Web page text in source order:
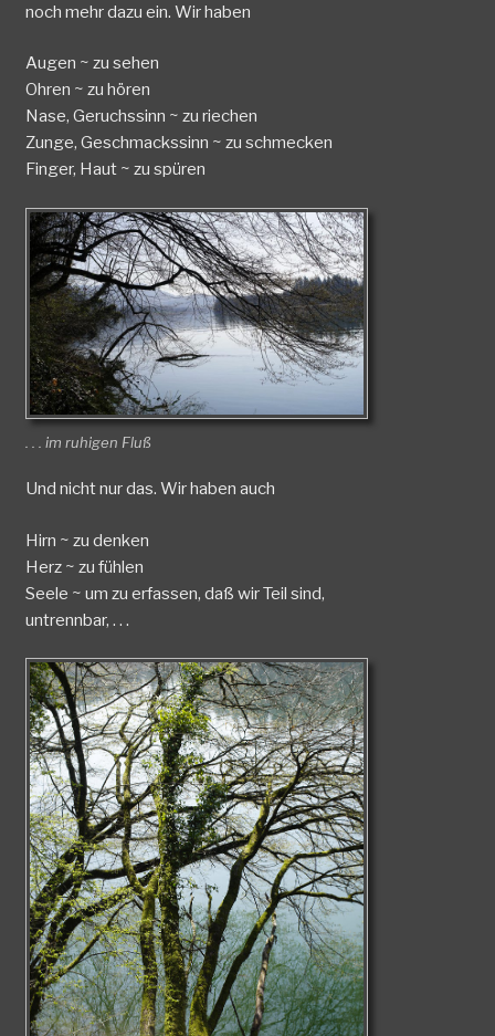
noch mehr dazu ein. Wir haben
Augen ~ zu sehen
Ohren ~ zu hören
Nase, Geruchssinn ~ zu riechen
Zunge, Geschmackssinn ~ zu schmecken
Finger, Haut ~ zu spüren
. . . im ruhigen Fluß
Und nicht nur das. Wir haben auch
Hirn ~ zu denken
Herz ~ zu fühlen
Seele ~ um zu erfassen, daß wir Teil sind,
untrennbar, . . .